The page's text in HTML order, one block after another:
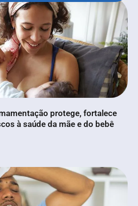
protege, fortalece
à saúde da mãe e do bebê